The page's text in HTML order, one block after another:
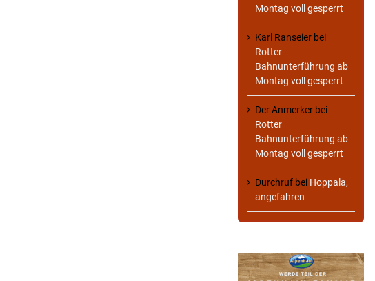
Montag voll gesperrt
Karl Ranseier bei
Rotter
Bahnunterführung ab
Montag voll gesperrt
Der Anmerker bei
Rotter
Bahnunterführung ab
Montag voll gesperrt
Durchruf bei Hoppala,
angefahren